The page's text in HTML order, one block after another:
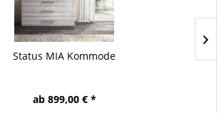
Status MIA Kommode
ab 899,00 € *